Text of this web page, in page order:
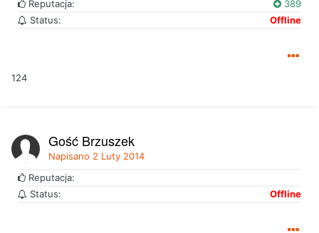
Reputacja:
389
Status:
Offline
124
Gość Brzuszek
Napisano 2 Luty 2014
Reputacja:
Status:
Offline